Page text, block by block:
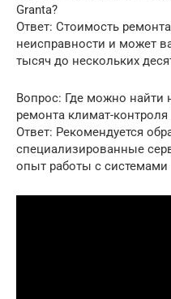
Granta?
Ответ: Стоимость
неисправности и может
тысяч до нескольких
Вопрос: Где можно найти
ремонта климат-контроля
Ответ: Рекомендуется
специализированные
опыт работы с системами